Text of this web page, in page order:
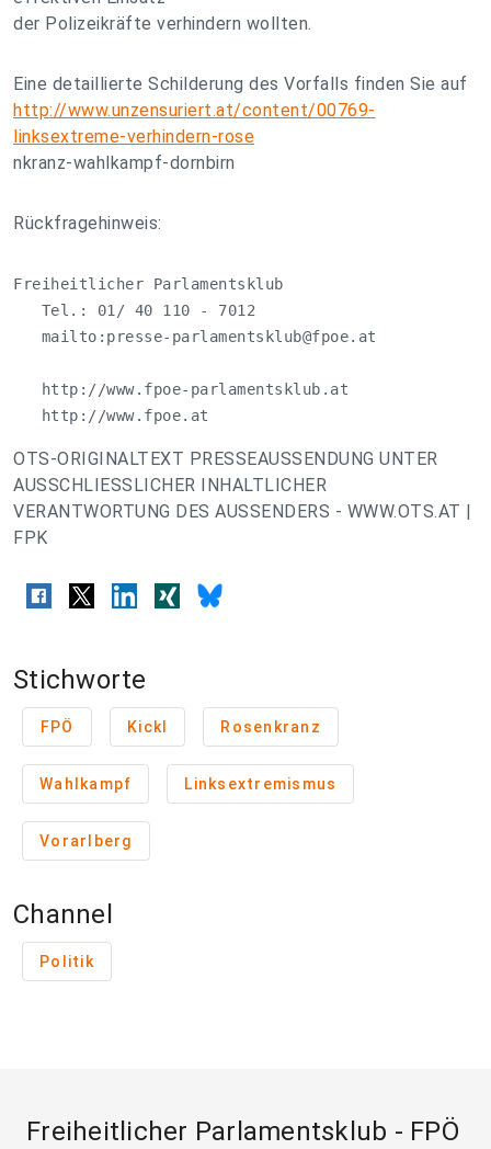
der Polizeikräfte verhindern wollten.
Eine detaillierte Schilderung des Vorfalls finden Sie auf
http://www.unzensuriert.at/content/00769-
linksextreme-verhindern-rose
nkranz-wahlkampf-dornbirn
Rückfragehinweis:
Freiheitlicher Parlamentsklub
   Tel.: 01/ 40 110 - 7012
   mailto:
presse-parlamentsklub@fpoe.at
   http://www.fpoe-parlamentsklub.at
   http://www.fpoe.at
OTS-ORIGINALTEXT PRESSEAUSSENDUNG UNTER
AUSSCHLIESSLICHER INHALTLICHER
VERANTWORTUNG DES AUSSENDERS - WWW.OTS.AT |
FPK
Stichworte
FPÖ Kickl Rosenkranz
Wahlkampf Linksextremismus
Vorarlberg
Channel
Politik
Freiheitlicher Parlamentsklub - FPÖ